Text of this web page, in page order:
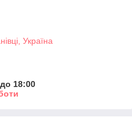
Україна
18:00